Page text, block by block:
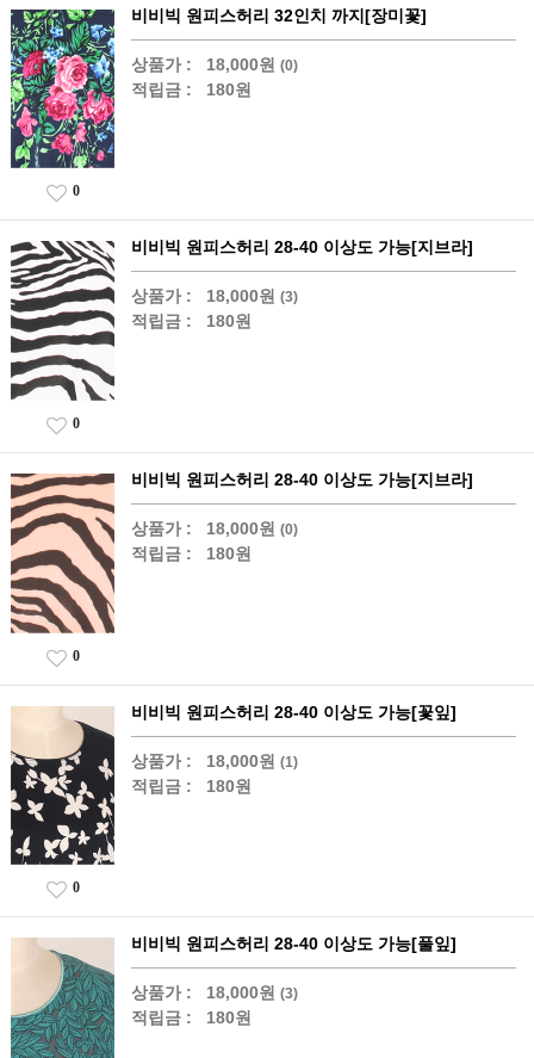
비비빅 원피스허리 32인치 까지[장미꽃]
상품가 : 18,000원 (0)
적립금 : 180원
0
비비빅 원피스허리 28-40 이상도 가능[지브라]
상품가 : 18,000원 (3)
적립금 : 180원
0
비비빅 원피스허리 28-40 이상도 가능[지브라]
상품가 : 18,000원 (0)
적립금 : 180원
0
비비빅 원피스허리 28-40 이상도 가능[꽃잎]
상품가 : 18,000원 (1)
적립금 : 180원
0
비비빅 원피스허리 28-40 이상도 가능[풀잎]
상품가 : 18,000원 (3)
적립금 : 180원